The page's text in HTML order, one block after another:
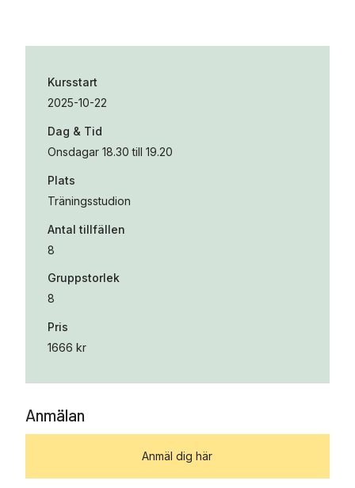
Kursstart
2025-10-22
Dag & Tid
Onsdagar 18.30 till 19.20
Plats
Träningsstudion
Antal tillfällen
8
Gruppstorlek
8
Pris
1666 kr
Anmälan
Anmäl dig här